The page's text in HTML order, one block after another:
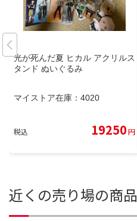
光が死んだ夏 ヒカル アクリルス
タンド ぬいぐるみ
マイストア在庫： 4020
税込 19250円
近くの売り場の商品